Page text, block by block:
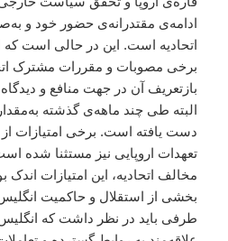
ادامه‌ی مقتدرانه‌ی حضور خود و
اتحادیه است. این در حالی است که
برخی مصوبات و مقررات مشترک
بازتعریف آن در جهت منافع و
البته طی چند ماهه‌ی گذشته
دست یافته است. برخی امتیازات از
تعهدات اروپایی نیز مستثنا شده
مخالف اتحادیه، این امتیازات اندک
بخشی از استقلال و حاکمیت
طرفی باید در نظر داشت که